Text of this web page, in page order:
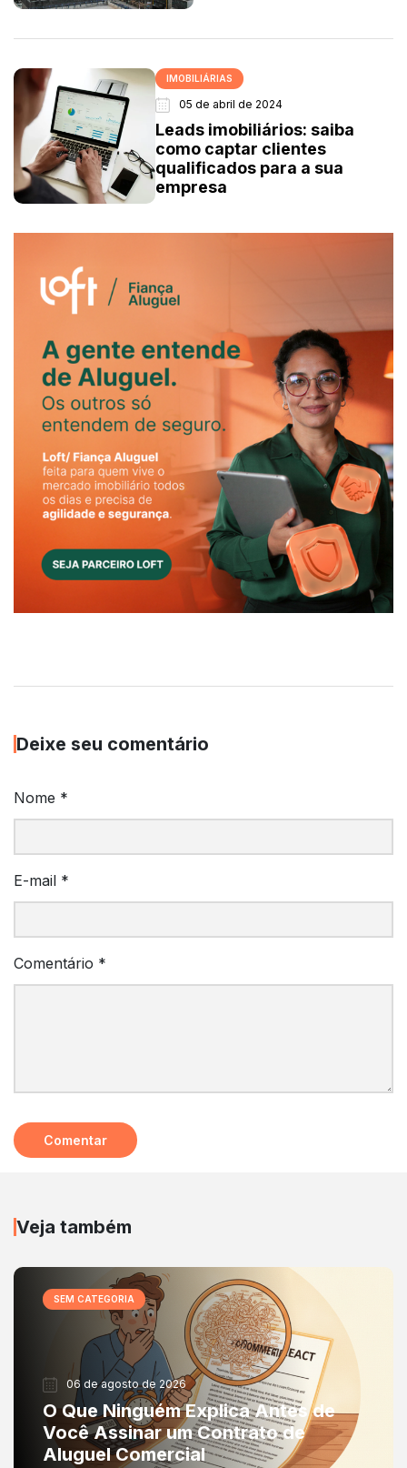
IMOBILIÁRIAS
05 de abril de 2024
Leads imobiliários: saiba
como captar clientes
qualificados para a sua
empresa
Deixe seu comentário
Comentário *
Nome *
E-mail *
Veja também
SEM CATEGORIA
06 de agosto de 2026
O Que Ninguém Explica Antes de
Você Assinar um Contrato de
Aluguel Comercial